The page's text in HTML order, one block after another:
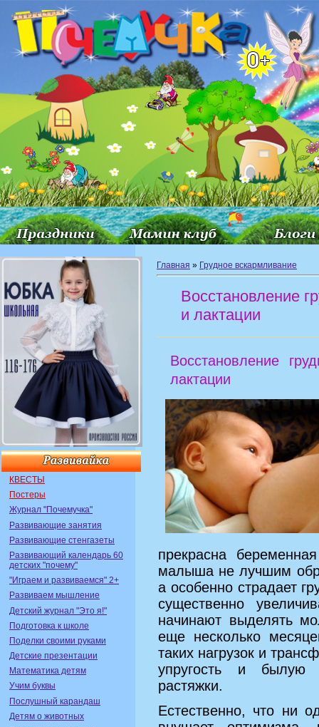
КВЕСТЫ
Постеры
Журнал "Почемучка"
Развивающие занятия
Развивающие стенгазеты
Развивающий календарь 60
детских "почему"
"Играем и развиваемся" 2+
Развиваем мышление
Детский журнал "Это я!"
Подготовка к школе
Поделки своими руками
Детские презентации
Математика детям
Учим буквы
Послушный карандаш
Детям о животных
Главная » Грудное вскармливание
Восстановление
и лактации
Восстановление
лактации
прекрасна
малыша не лучшим
а особенно страдает
существенно
начинают выделять
еще несколько
таких нагрузок и
упругость и былую
растяжки.
Естественно, что ни